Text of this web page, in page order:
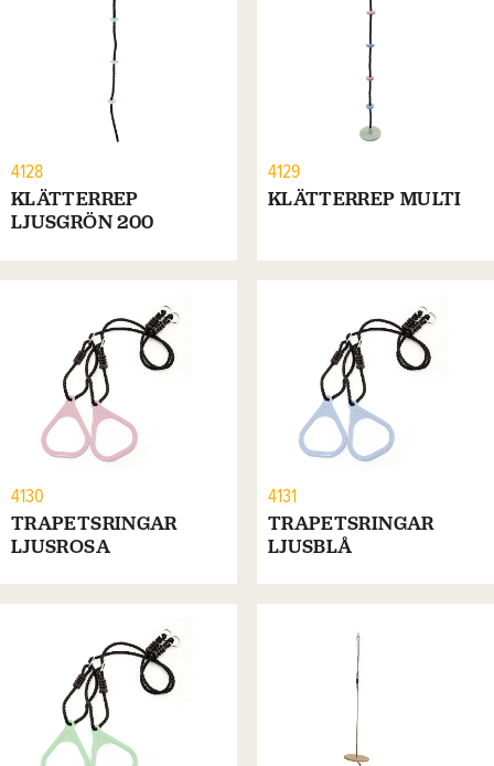
4128
KLÄTTERREP
LJUSGRÖN 200
4129
KLÄTTERREP MULTI
4130
TRAPETSRINGAR
LJUSROSA
4131
TRAPETSRINGAR
LJUSBLÅ